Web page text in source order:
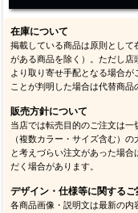
在庫について
掲載している商品は原則とし
がある商品を除く）。ただし
より取り寄せ手配となる場合
ことが判明した場合は代替商品
販売方針について
当店では転売目的のご注文は
（複数カラー・サイズ含む）
と考えづらい注文があった場
だく場合があります。
デザイン・仕様等に関するご
各商品画像・説明文は最新の